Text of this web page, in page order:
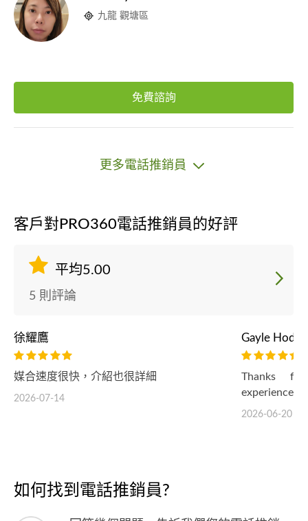
九龍 觀塘區
免費諮詢
更多電話推銷員
客戶對PRO360電話推銷員的好評
平均5.00
5 則評論
徐耀鷹
媒合速度很快，介紹也很詳細
2026-07-14
Gayle
Thanks
experience!
2026-06-20
如何找到電話推銷員?